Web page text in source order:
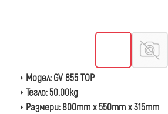
Модел:GV 855 TOP
Тегло:50.00kg
Размери:800mm x 550mm x 315mm